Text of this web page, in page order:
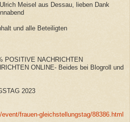
Meisel aus Dessau, lieben Dank
und alle Beteiligten
POSITIVE NACHRICHTEN
ONLINE- Beides bei Blogroll und
2023
frauen-gleichstellungstag/88386.html